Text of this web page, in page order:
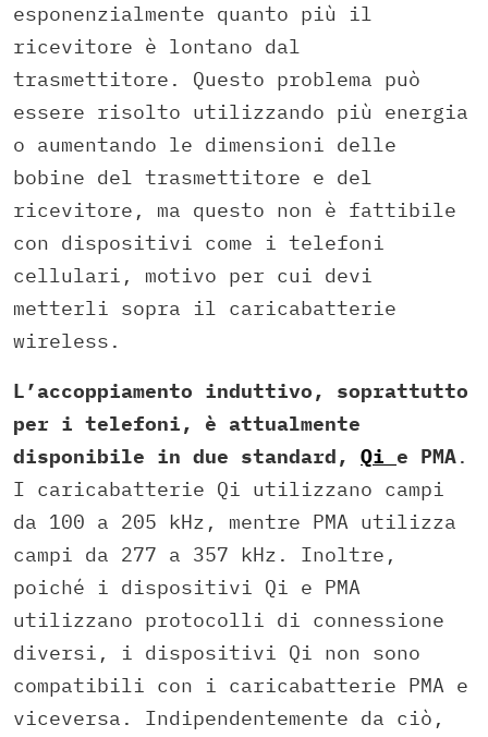
esponenzialmente quanto più il
ricevitore è lontano dal
trasmettitore. Questo problema può
essere risolto utilizzando più energia
o aumentando le dimensioni delle
bobine del trasmettitore e del
ricevitore, ma questo non è fattibile
con dispositivi come i telefoni
cellulari, motivo per cui devi
metterli sopra il caricabatterie
wireless.
L’accoppiamento induttivo, soprattutto
per i telefoni, è attualmente
disponibile in due standard, Qi e PMA.
I caricabatterie Qi utilizzano campi
da 100 a 205 kHz, mentre PMA utilizza
campi da 277 a 357 kHz. Inoltre,
poiché i dispositivi Qi e PMA
utilizzano protocolli di connessione
diversi, i dispositivi Qi non sono
compatibili con i caricabatterie PMA e
viceversa. Indipendentemente da ciò,